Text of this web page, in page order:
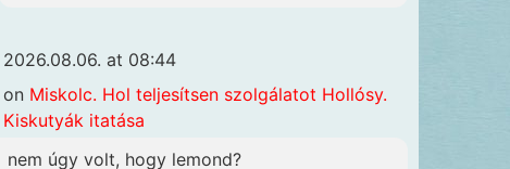
2026.08.06. at 08:44
on Miskolc. Hol teljesítsen szolgálatot Hollósy.
Kiskutyák itatása
nem úgy volt, hogy lemond?